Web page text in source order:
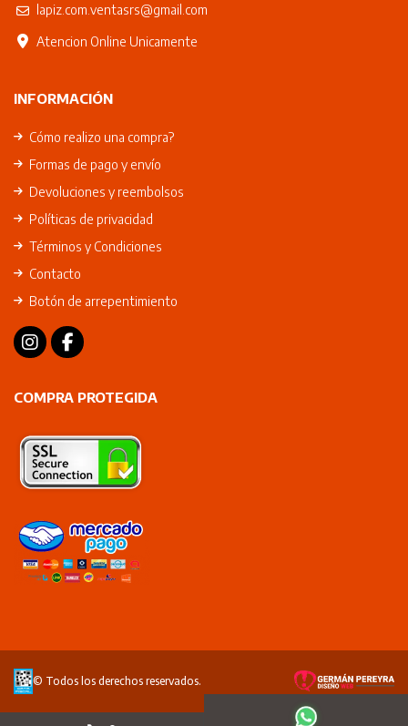
lapiz.com.ventasrs@gmail.com
Atencion Online Unicamente
INFORMACIÓN
Cómo realizo una compra?
Formas de pago y envío
Devoluciones y reembolsos
Políticas de privacidad
Términos y Condiciones
Contacto
Botón de arrepentimiento
COMPRA PROTEGIDA
© Todos los derechos reservados.